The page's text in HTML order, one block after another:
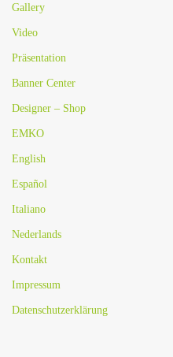
Gallery
Video
Präsentation
Banner Center
Designer – Shop
EMKO
English
Español
Italiano
Nederlands
Kontakt
Impressum
Datenschutzerklärung